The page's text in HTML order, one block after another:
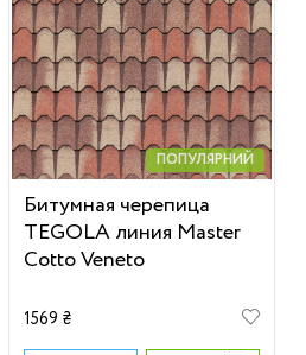
ПОПУЛЯРНИЙ
Битумная черепица
TEGOLA линия Master
Cotto Veneto
1569 ₴